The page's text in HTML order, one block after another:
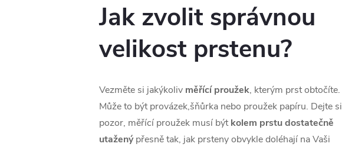
Jak zvolit správnou
velikost prstenu?
Vezměte si jakýkoliv měřící proužek, kterým prst obtočíte.
Může to být provázek,šňůrka nebo proužek papíru. Dejte si
pozor, měřící proužek musí býtkolem prstu dostatečně
utaženýpřesně tak, jak prsteny obvykle doléhají na Vaši